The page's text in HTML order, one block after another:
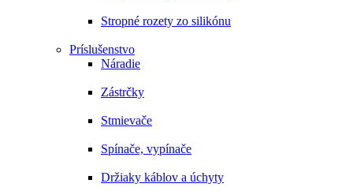
Stropné rozety zo silikónu
Príslušenstvo
Náradie
Zástrčky
Stmievače
Spínače, vypínače
Držiaky káblov a úchyty